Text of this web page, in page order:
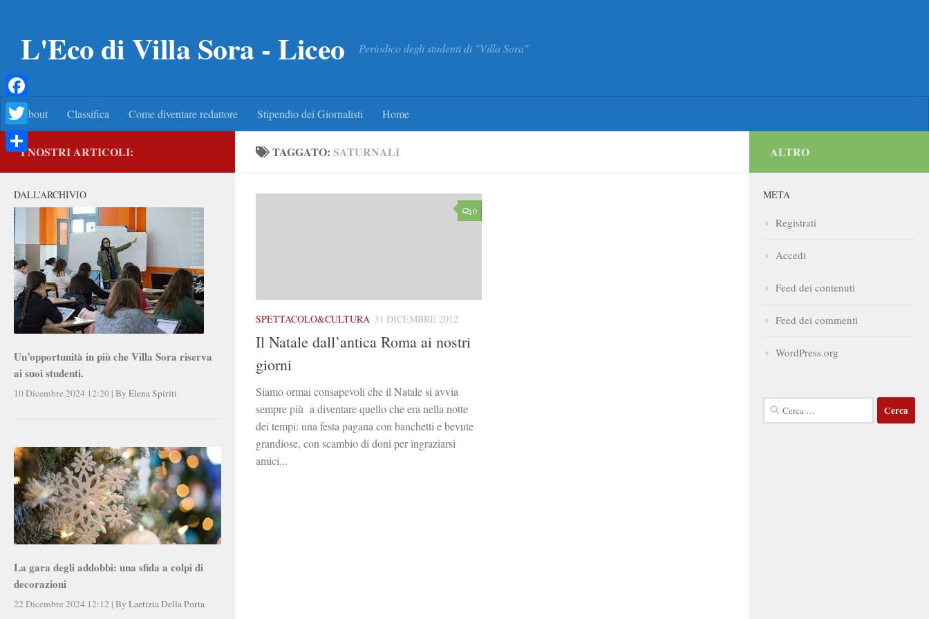
L'Eco di Villa Sora - Liceo Periodico degli studenti di "Villa Sora"
About Classifica Come diventare redattore Stipendio dei Giornalisti Home
TAGGATO: SATURNALI
0
SPETTACOLO&CULTURA 31 DICEMBRE 2012
Il Natale dall’antica Roma ai nostri
giorni
Siamo ormai consapevoli che il Natale si avvia
sempre più a diventare quello che era nella notte
dei tempi: una festa pagana con banchetti e bevute
grandiose, con scambio di doni per ingraziarsi
amici...
I NOSTRI ARTICOLI:
DALL’ARCHIVIO
Un’opportunità in più che Villa Sora riserva
ai suoi studenti.
10 Dicembre 2024 12:20 | By Elena Spiriti
La gara degli addobbi: una sfida a colpi di
decorazioni
22 Dicembre 2024 12:12 | By Laetizia Della Porta
ALTRO
META
Registrati
Accedi
Feed dei contenuti
Feed dei commenti
WordPress.org
Ricerca
per:
Facebook
Twitter